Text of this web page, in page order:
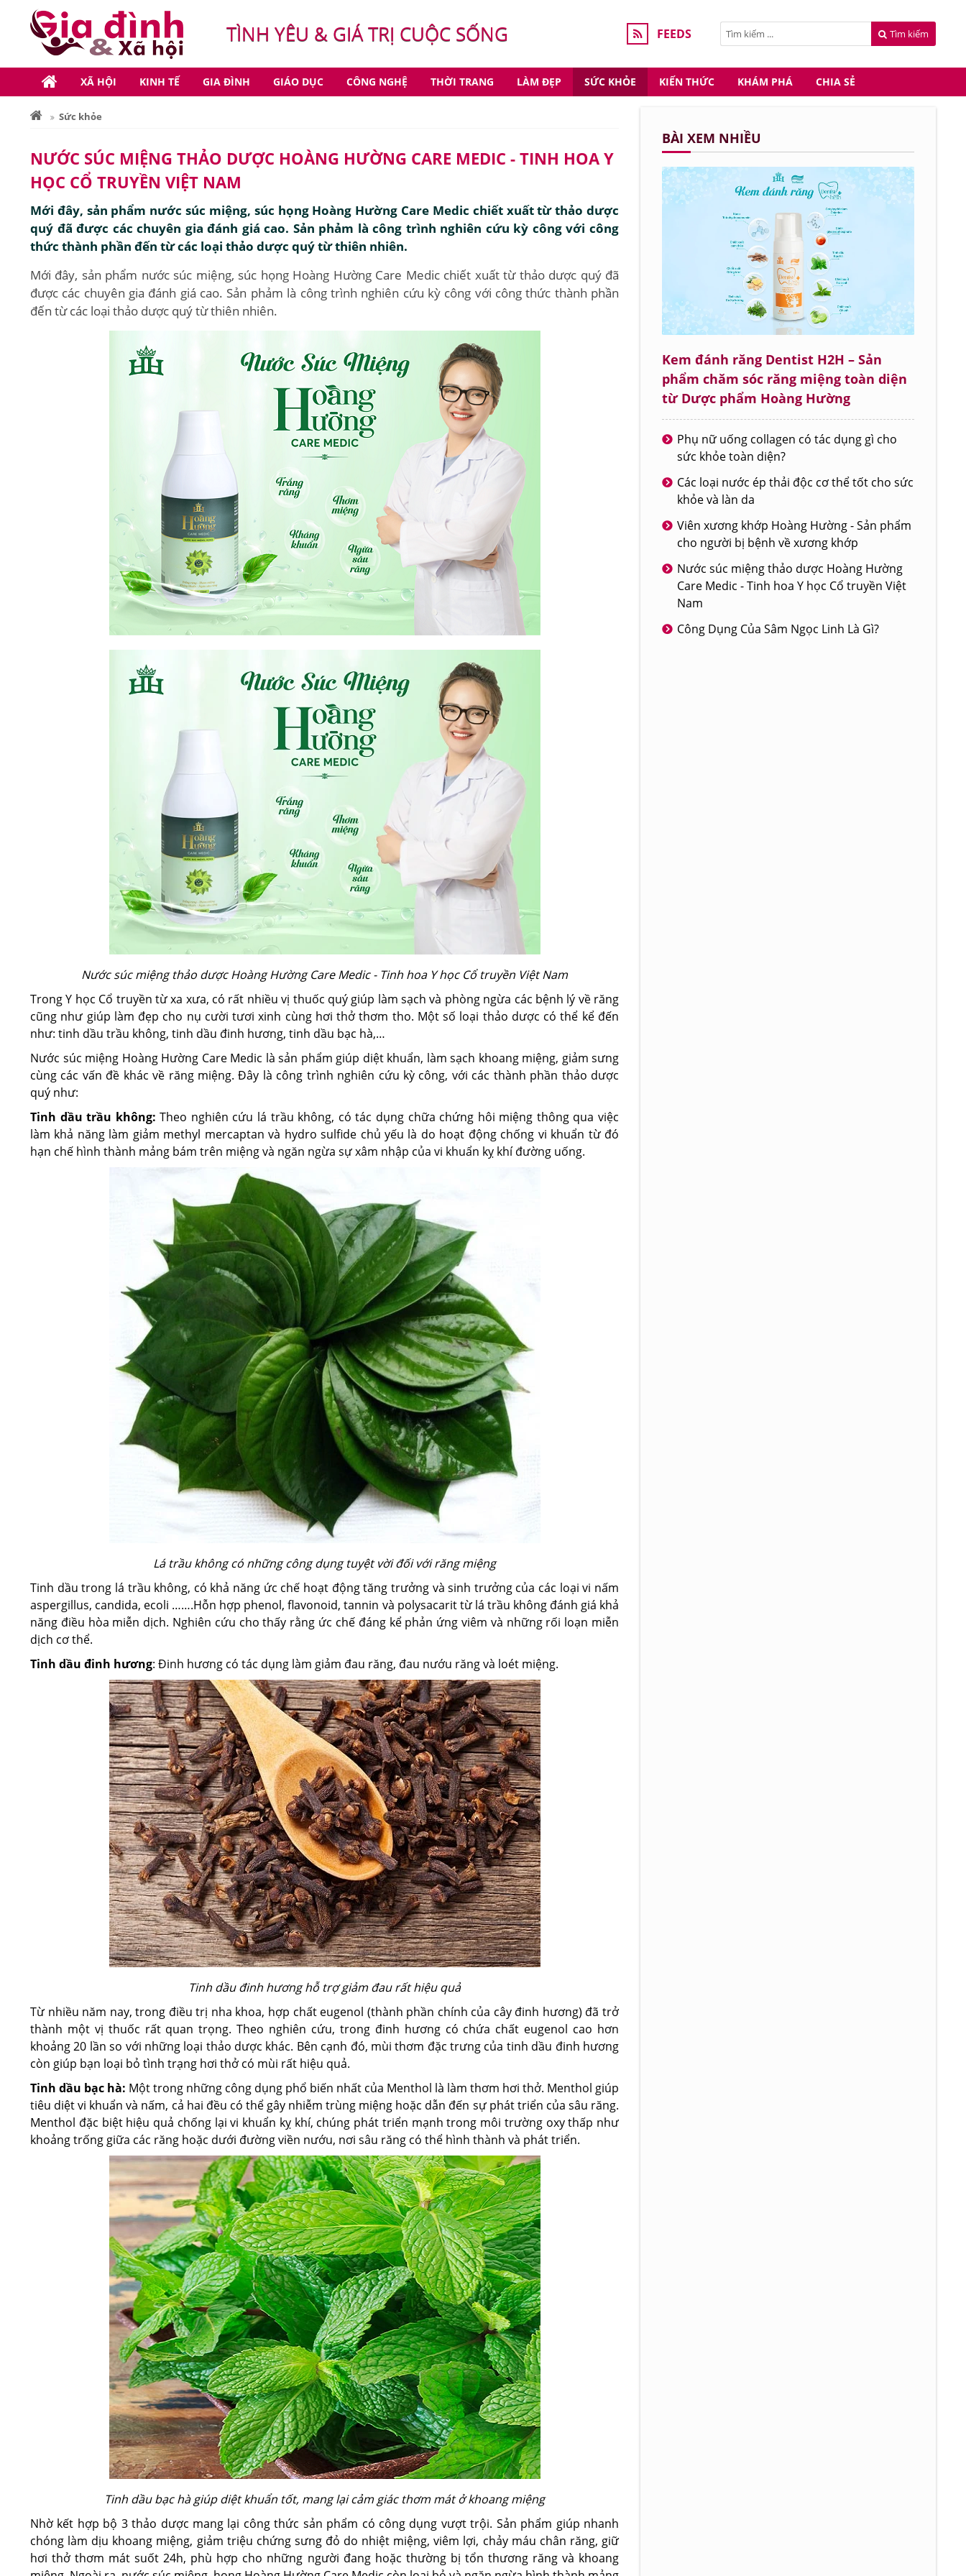
TÌNH YÊU & GIÁ TRỊ CUỘC SỐNG FEEDS Tìm kiếm
XÃ HỘI KINH TẾ GIA ĐÌNH GIÁO DỤC CÔNG NGHỆ THỜI TRANG LÀM ĐẸP SỨC KHỎE KIẾN THỨC KHÁM PHÁ CHIA SẺ
Sức khỏe
NƯỚC SÚC MIỆNG THẢO DƯỢC HOÀNG HƯỜNG CARE MEDIC - TINH HOA Y
HỌC CỔ TRUYỀN VIỆT NAM
Mới đây, sản phẩm nước súc miệng, súc họng Hoàng Hường Care Medic chiết xuất từ thảo dược
quý đã được các chuyên gia đánh giá cao. Sản phảm là công trình nghiên cứu kỳ công với công
thức thành phần đến từ các loại thảo dược quý từ thiên nhiên.
Mới đây, sản phẩm nước súc miệng, súc họng Hoàng Hường Care Medic chiết xuất từ thảo dược quý đã
được các chuyên gia đánh giá cao. Sản phảm là công trình nghiên cứu kỳ công với công thức thành phần
đến từ các loại thảo dược quý từ thiên nhiên.
Nước súc miệng thảo dược Hoàng Hường Care Medic - Tinh hoa Y học Cổ truyền Việt Nam
Trong Y học Cổ truyền từ xa xưa, có rất nhiều vị thuốc quý giúp làm sạch và phòng ngừa các bệnh lý về răng
cũng như giúp làm đẹp cho nụ cười tươi xinh cùng hơi thở thơm tho. Một số loại thảo dược có thể kể đến
như: tinh dầu trầu không, tinh dầu đinh hương, tinh dầu bạc hà,…
Nước súc miệng Hoàng Hường Care Medic là sản phẩm giúp diệt khuẩn, làm sạch khoang miệng, giảm sưng
cùng các vấn đề khác về răng miệng. Đây là công trình nghiên cứu kỳ công, với các thành phần thảo dược
quý như:
Tinh dầu trầu không:Theo nghiên cứu lá trầu không, có tác dụng chữa chứng hôi miệng thông qua việc
làm khả năng làm giảm methyl mercaptan và hydro sulfide chủ yếu là do hoạt động chống vi khuẩn từ đó
hạn chế hình thành mảng bám trên miệng và ngăn ngừa sự xâm nhập của vi khuẩn kỵ khí đường uống.
Lá trầu không có những công dụng tuyệt vời đối với răng miệng
Tinh dầu trong lá trầu không, có khả năng ức chế hoạt động tăng trưởng và sinh trưởng của các loại vi nấm
aspergillus, candida, ecoli …….Hỗn hợp phenol, flavonoid, tannin và polysacarit từ lá trầu không đánh giá khả
năng điều hòa miễn dịch. Nghiên cứu cho thấy rằng ức chế đáng kể phản ứng viêm và những rối loạn miễn
dịch cơ thể.
Tinh dầu đinh hương: Đinh hương có tác dụng làm giảm đau răng, đau nướu răng và loét miệng.
Tinh dầu đinh hương hỗ trợ giảm đau rất hiệu quả
Từ nhiều năm nay, trong điều trị nha khoa, hợp chất eugenol (thành phần chính của cây đinh hương) đã trở
thành một vị thuốc rất quan trọng. Theo nghiên cứu, trong đinh hương có chứa chất eugenol cao hơn
khoảng 20 lần so với những loại thảo dược khác. Bên cạnh đó, mùi thơm đặc trưng của tinh dầu đinh hương
còn giúp bạn loại bỏ tình trạng hơi thở có mùi rất hiệu quả.
Tinh dầu bạc hà: Một trong những công dụng phổ biến nhất của Menthol là làm thơm hơi thở. Menthol giúp
tiêu diệt vi khuẩn và nấm, cả hai đều có thể gây nhiễm trùng miệng hoặc dẫn đến sự phát triển của sâu răng.
Menthol đặc biệt hiệu quả chống lại vi khuẩn kỵ khí, chúng phát triển mạnh trong môi trường oxy thấp như
khoảng trống giữa các răng hoặc dưới đường viền nướu, nơi sâu răng có thể hình thành và phát triển.
Tinh dầu bạc hà giúp diệt khuẩn tốt, mang lại cảm giác thơm mát ở khoang miệng
Nhờ kết hợp bộ 3 thảo dược mang lại công thức sản phẩm có công dụng vượt trội. Sản phẩm giúp nhanh
chóng làm dịu khoang miệng, giảm triệu chứng sưng đỏ do nhiệt miệng, viêm lợi, chảy máu chân răng, giữ
hơi thở thơm mát suốt 24h, phù hợp cho những người đang hoặc thường bị tổn thương răng và khoang
BÀI XEM NHIỀU
Kem đánh răng Dentist H2H – Sản
phẩm chăm sóc răng miệng toàn diện
từ Dược phẩm Hoàng Hường
Phụ nữ uống collagen có tác dụng gì cho
sức khỏe toàn diện?
Các loại nước ép thải độc cơ thể tốt cho sức
khỏe và làn da
Viên xương khớp Hoàng Hường - Sản phẩm
cho người bị bệnh về xương khớp
Nước súc miệng thảo dược Hoàng Hường
Care Medic - Tinh hoa Y học Cổ truyền Việt
Nam
Công Dụng Của Sâm Ngọc Linh Là Gì?